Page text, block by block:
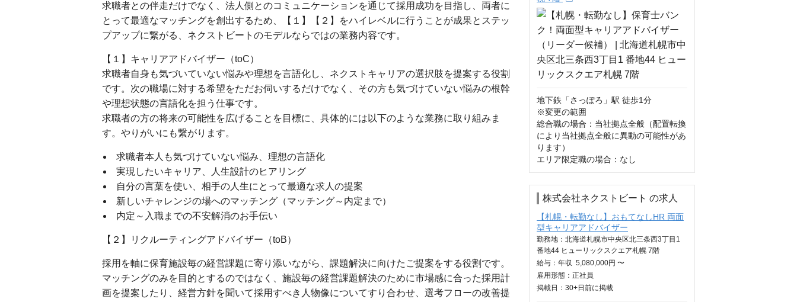
求職者との伴走だけでなく、法人側とのコミュニケーションを通じて採用成功を目指し、両者に
とって最適なマッチングを創出するため、【１】【２】をハイレベルに行うことが成果とステッ
プアップに繋がる、ネクストビートのモデルならではの業務内容です。
【１】キャリアアドバイザー（toC）
求職者自身も気づいていない悩みや理想を言語化し、ネクストキャリアの選択肢を提案する役割
です。次の職場に対する希望をただお伺いするだけでなく、その方も気づけていない悩みの根幹
や理想状態の言語化を担う仕事です。
求職者の方の将来の可能性を広げることを目標に、具体的には以下のような業務に取り組みま
す。やりがいにも繋がります。
求職者本人も気づけていない悩み、理想の言語化
実現したいキャリア、人生設計のヒアリング
自分の言葉を使い、相手の人生にとって最適な求人の提案
新しいチャレンジの場へのマッチング（マッチング～内定まで）
内定～入職までの不安解消のお手伝い
【２】リクルーティングアドバイザー（toB）
採用を軸に保育施設毎の経営課題に寄り添いながら、課題解決に向けたご提案をする役割です。
マッチングのみを目的とするのではなく、施設毎の経営課題解決のために市場感に合った採用計
画を提案したり、経営方針を聞いて採用すべき人物像についてすり合わせ、選考フローの改善提
地下鉄「さっぽろ」駅 徒歩1分
※変更の範囲
総合職の場合：当社拠点全般（配置転換
により当社拠点全般に異動の可能性があ
ります）
エリア限定職の場合：なし
株式会社ネクストビート の求人
【札幌・転勤なし】おもてなしHR 両面
型キャリアアドバイザー
勤務地：北海道札幌市中央区北三条西3丁目1
番地44 ヒューリックスクエア札幌 7階
給与： 年収 5,080,000円 〜
雇用形態：正社員
掲載日： 30+日 前に掲載